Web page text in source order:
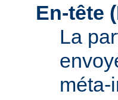
En-tête
La
méta-